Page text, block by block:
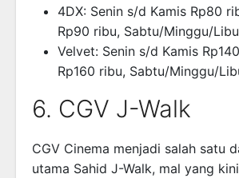
4DX: Senin s/d Kamis Rp80
Rp90 ribu, Sabtu/Minggu/
Velvet: Senin s/d Kamis
Rp160 ribu, Sabtu/Minggu/
6. CGV J-Walk
CGV Cinema menjadi salah satu
utama Sahid J-Walk, mal yang